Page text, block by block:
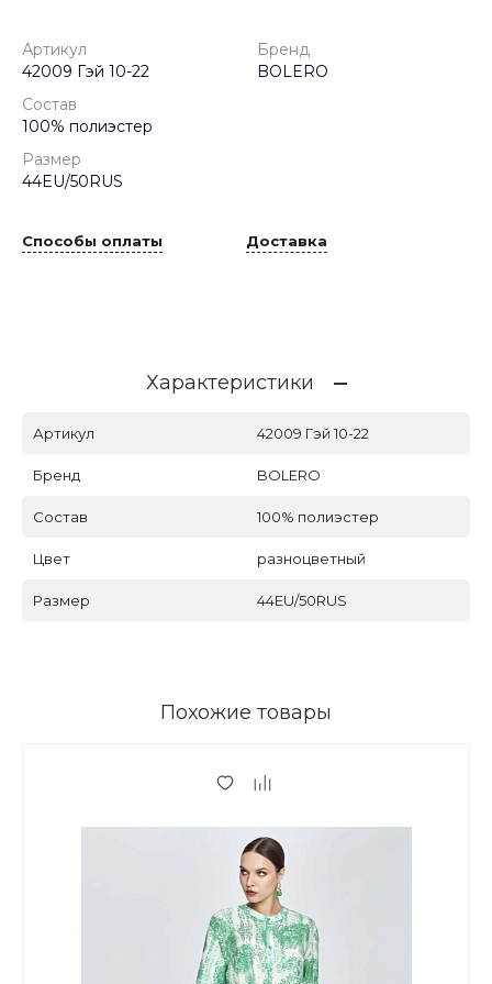
Артикул
42009 Гэй 10-22
Бренд
BOLERO
Состав
100% полиэстер
Размер
44EU/50RUS
Способы оплаты Доставка
Характеристики
Артикул 42009 Гэй 10-22
Бренд BOLERO
Состав 100% полиэстер
Цвет разноцветный
Размер 44EU/50RUS
Похожие товары